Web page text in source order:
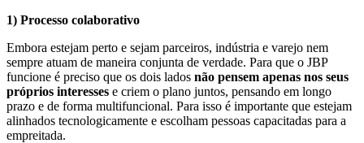
1) Processo colaborativo
Embora estejam perto e sejam parceiros, indústria e varejo nem
sempre atuam de maneira conjunta de verdade. Para que o JBP
funcione é preciso que os dois lados não pensem apenas nos seus
próprios interesses e criem o plano juntos, pensando em longo
prazo e de forma multifuncional. Para isso é importante que estejam
alinhados tecnologicamente e escolham pessoas capacitadas para a
empreitada.